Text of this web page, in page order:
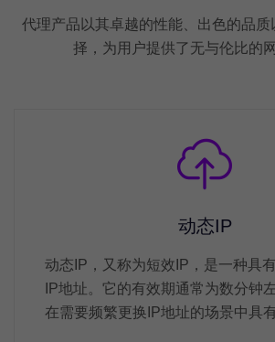
代理产品以其卓越的性能、出色的品
择，为用户提供了无与伦比的
动态IP
动态IP，又称为短效IP，是一种具
IP地址。它的有效期通常为数分钟
在需要频繁更换IP地址的场景中具